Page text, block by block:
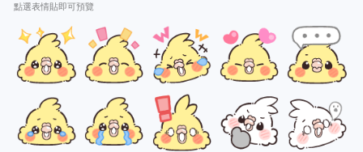
點選表情貼即可預覽